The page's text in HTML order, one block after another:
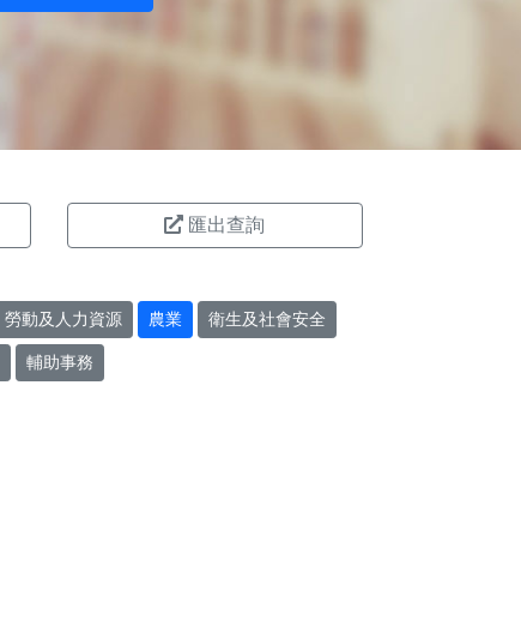
匯出查詢
勞動及人力資源 農業 衛生及社會安全
輔助事務